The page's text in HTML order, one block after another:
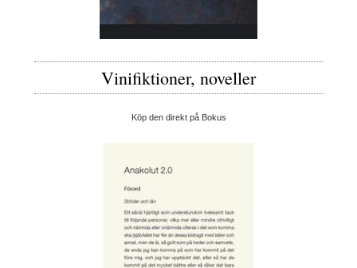
Vinifiktioner, noveller
Köp den direkt på Bokus